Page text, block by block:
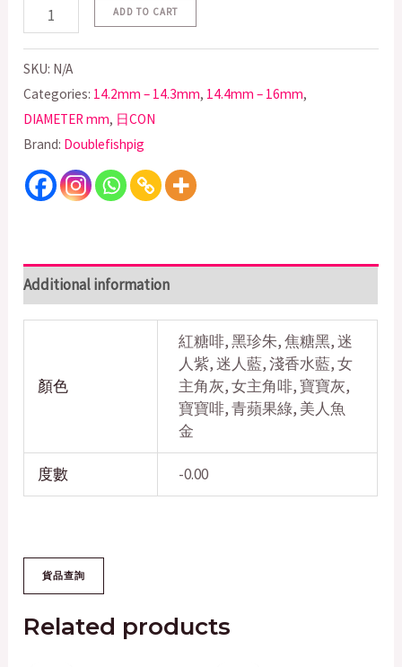
ADD TO CART
SKU: N/A
Categories: 14.2mm – 14.3mm, 14.4mm – 16mm,
DIAMETER mm, 日CON
Brand: Doublefishpig
Additional information
顏色
紅糖啡, 黑珍朱, 焦糖黑, 迷
人紫, 迷人藍, 淺香水藍, 女
主角灰, 女主角啡, 寶寶灰,
寶寶啡, 青蘋果綠, 美人魚
金
度數 -0.00
Related products